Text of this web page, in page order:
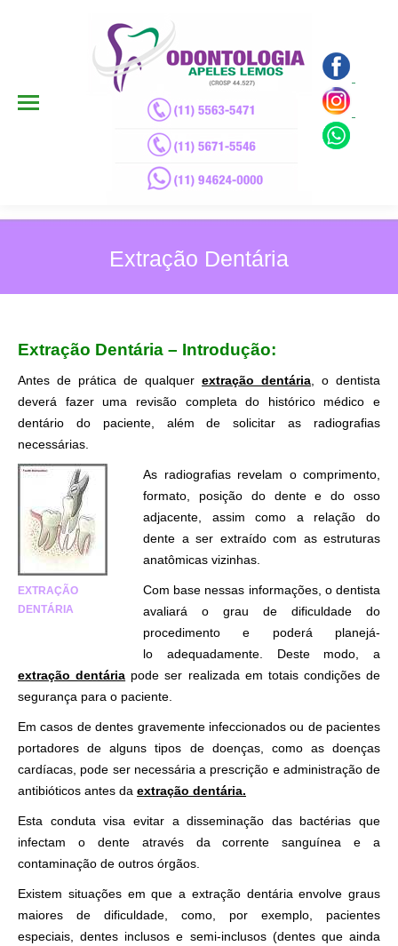
Extração Dentária
Extração Dentária – Introdução:
Antes de prática de qualquer extração dentária , o dentista
deverá fazer uma revisão completa do histórico médico e
dentário do paciente, além de solicitar as radiografias
necessárias.
EXTRAÇÃO
DENTÁRIA
As radiografias revelam o comprimento,
formato, posição do dente e do osso
adjacente, assim como a relação do
dente a ser extraído com as estruturas
anatômicas vizinhas.
Com base nessas informações, o dentista
avaliará o grau de dificuldade do
procedimento e poderá planejá-
lo adequadamente. Deste modo, a
extração dentária pode ser realizada em totais condições de
segurança para o paciente.
Em casos de dentes gravemente infeccionados ou de pacientes
portadores de alguns tipos de doenças, como as doenças
cardíacas, pode ser necessária a prescrição e administração de
antibióticos antes da extração dentária.
Esta conduta visa evitar a disseminação das bactérias que
infectam o dente através da corrente sanguínea e a
contaminação de outros órgãos.
Existem situações em que a extração dentária envolve graus
maiores de dificuldade, como, por exemplo, pacientes
especiais, dentes inclusos e semi-inclusos (dentes que ainda